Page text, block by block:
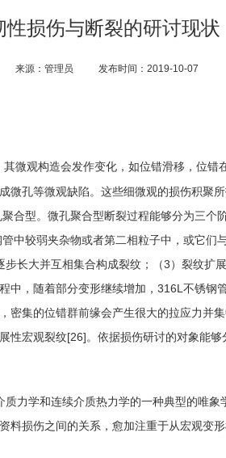
性损伤与断裂的研讨现状
来源：管理员 发布时间：2019-10-07
微观构造会发作变化，如位错滑移，位错
微孔等微观缺陷。这些细微观的损伤积聚
合型。微孔聚合型断裂过程能够分为三个
中较弱夹杂物或者第二相粒子中，或它们
长大并互相集合构成裂纹；（3）裂纹扩
中，随着部分变形继续增加，316L不锈钢
密集的位错群前缘会产生很大的拉应力并
性宏观裂纹[26]。依据损伤研讨的对象能够
质力学和连续介质热力学的一种典型的唯象
料损伤之间的关系，愈加注重于从宏观变